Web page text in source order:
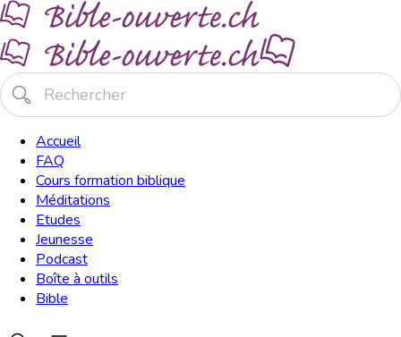
Accueil
FAQ
Cours formation biblique
Méditations
Etudes
Jeunesse
Podcast
Boîte à outils
Bible